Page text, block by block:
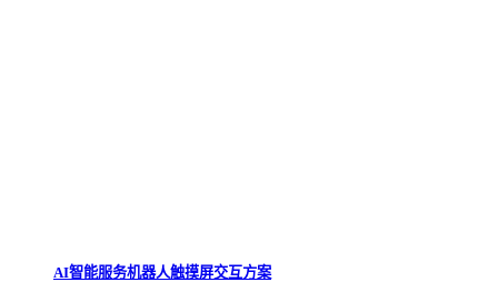
AI智能服务机器人触摸屏交互方案